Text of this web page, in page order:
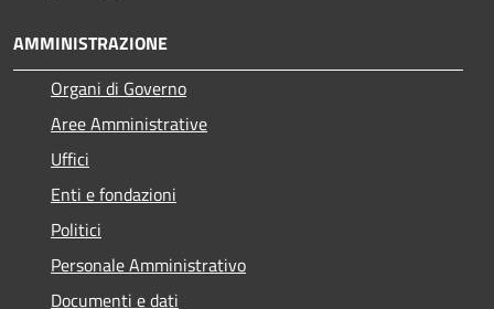
AMMINISTRAZIONE
Organi di Governo
Aree Amministrative
Uffici
Enti e fondazioni
Politici
Personale Amministrativo
Documenti e dati